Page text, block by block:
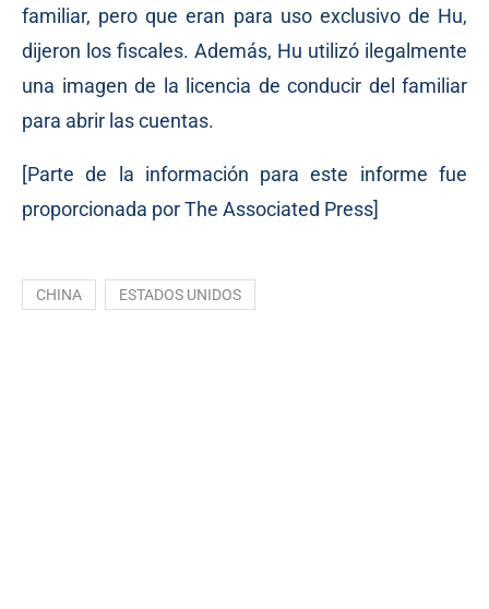
familiar, pero que eran para uso exclusivo de Hu,
dijeron los fiscales. Además, Hu utilizó ilegalmente
una imagen de la licencia de conducir del familiar
para abrir las cuentas.
[Parte de la información para este informe fue
proporcionada por The Associated Press]
CHINA ESTADOS UNIDOS